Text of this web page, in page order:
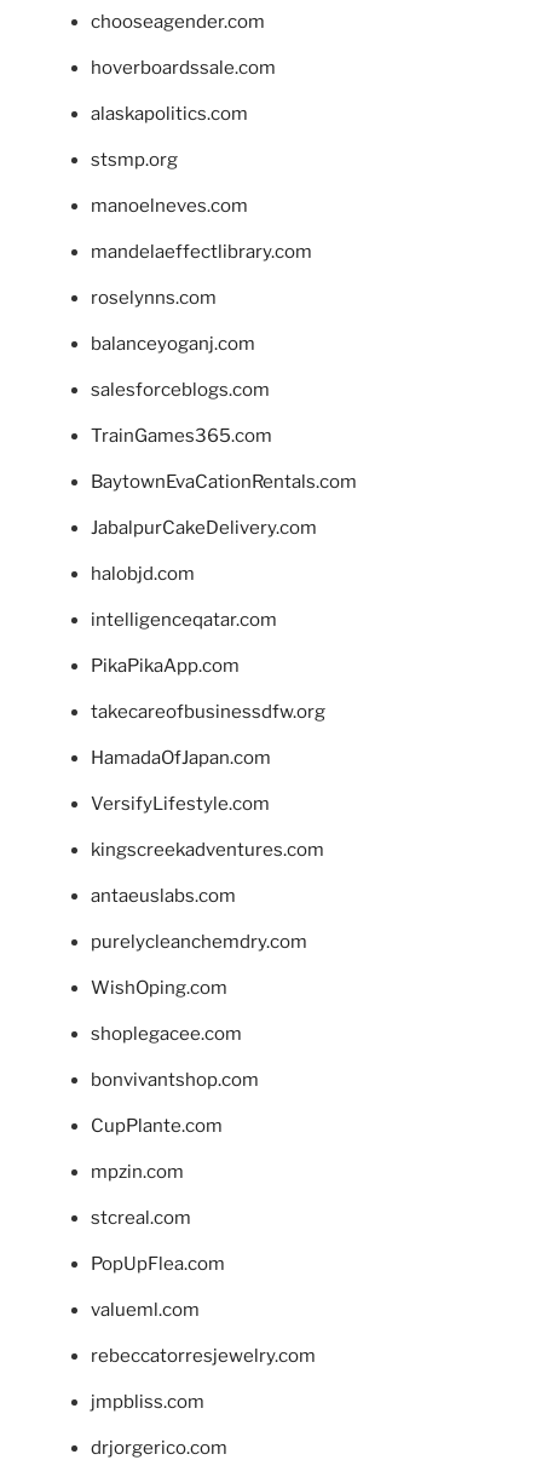
chooseagender.com
hoverboardssale.com
alaskapolitics.com
stsmp.org
manoelneves.com
mandelaeffectlibrary.com
roselynns.com
balanceyoganj.com
salesforceblogs.com
TrainGames365.com
BaytownEvaCationRentals.com
JabalpurCakeDelivery.com
halobjd.com
intelligenceqatar.com
PikaPikaApp.com
takecareofbusinessdfw.org
HamadaOfJapan.com
VersifyLifestyle.com
kingscreekadventures.com
antaeuslabs.com
purelycleanchemdry.com
WishOping.com
shoplegacee.com
bonvivantshop.com
CupPlante.com
mpzin.com
stcreal.com
PopUpFlea.com
valueml.com
rebeccatorresjewelry.com
jmpbliss.com
drjorgerico.com